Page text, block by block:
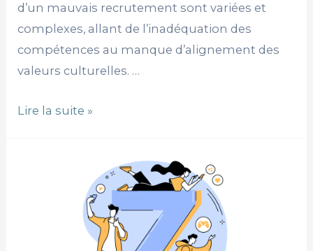
d’un mauvais recrutement sont variées et
complexes, allant de l’inadéquation des
compétences au manque d’alignement des
valeurs culturelles. …
Lire la suite »